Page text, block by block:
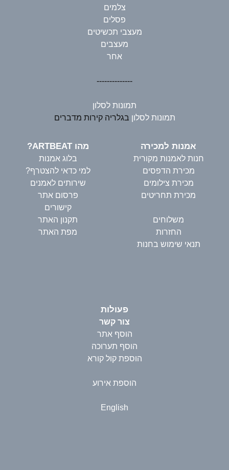
צלמים
פסלים
מעצבי תכשיטים
מעצבים
אחר
--------------
תמונות לסלון
תמונות לסלון בגלריה קירות מדברים
אמנות למכירה
חנות לאמנות מקורית
מכירת הדפסים
מכירת צילומים
מכירת תחריטים
משלוחים
החזרות
תנאי שימוש בחנות
מהו ARTBEAT?
בלוג אמנות
למי כדאי להצטרף?
שירותים לאמנים
פרסום אתר
קישורים
תקנון האתר
מפת האתר
פעולות
צור קשר
הוסף אתר
הוסף תערוכה
הוספת קול קורא
הוספת אירוע
English